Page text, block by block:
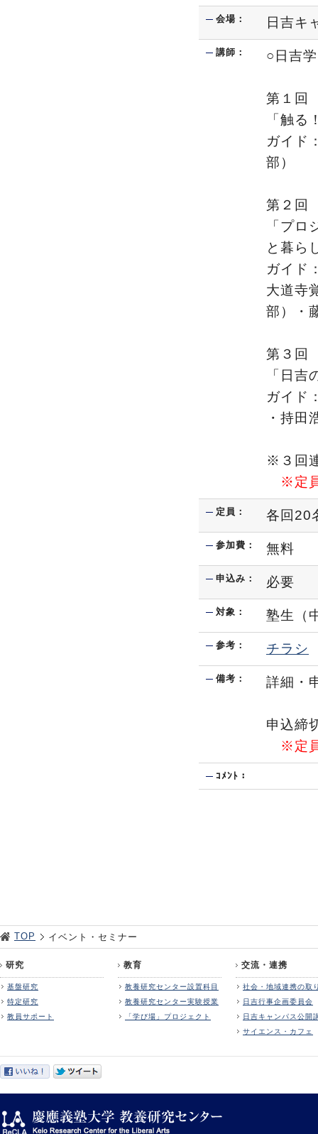
会場： 日吉キ
講師： ○日吉
第１
「触
ガイド
部）
第２回
「プ
と暮ら
ガイド
大道寺
部）・
第３回
「日
ガイド
・持田
※３回
※定
定員： 各回20
参加費： 無料
申込み： 必要
対象： 塾生（
参考： チラシ
備考： 詳細・
申込締
※定
ｺﾒﾝﾄ：
TOP イベント・セミナー
研究
基盤研究
特定研究
教員サポート
教育
教養研究センター設置科目
教養研究センター実験授業
「学び場」プロジェクト
交流・連携
社会・地域連携の取
日吉行事企画委員会
日吉キャンパス公開
サイエンス・カフェ